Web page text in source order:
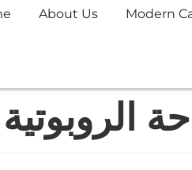
About Us Modern
الروبوتية